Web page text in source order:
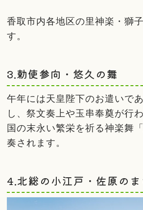
香取市内各地区の里神楽・獅
す。
3.勅使参向・悠久の舞
午年には天皇陛下のお遣いで
し、祭文奏上や玉串奉奠が行
国の末永い繁栄を祈る神楽舞
奏されます。
4.北総の小江戸・佐原の